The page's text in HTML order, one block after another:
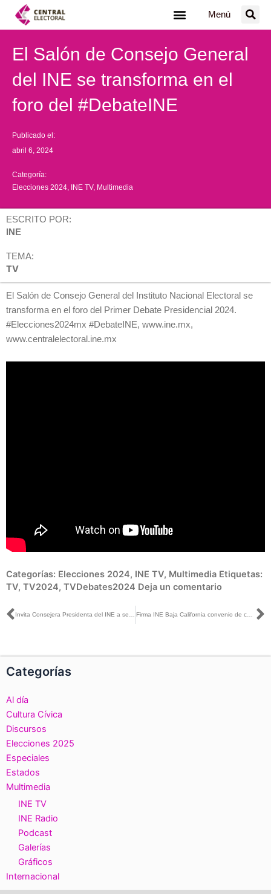
Menú
El Salón de Consejo General
del INE se transforma en el
foro del #DebateINE
Publicado el:
abril 6, 2024
Categoría:
Elecciones 2024 INE TV, Multimedia
ESCRITO POR:
INE
TEMA:
TV
El Salón de Consejo General del Instituto Nacional Electoral se
transforma en el foro del Primer Debate Presidencial 2024.
#Elecciones2024mx #DebateINE, www.ine.mx,
www.centralelectoral.ine.mx
Categorías: Elecciones 2024, INE TV, Multimedia Etiquetas:
TV, TV2024, TVDebates2024 Deja un comentario
Ant Firma INE Baja California convenio de colaboración con Universidad Xochicalco
Categorías
Al día
Cultura Cívica
Discursos
Elecciones 2025
Especiales
Estados
Multimedia
INE TV
INE Radio
Podcast
Galerías
Gráficos
Internacional